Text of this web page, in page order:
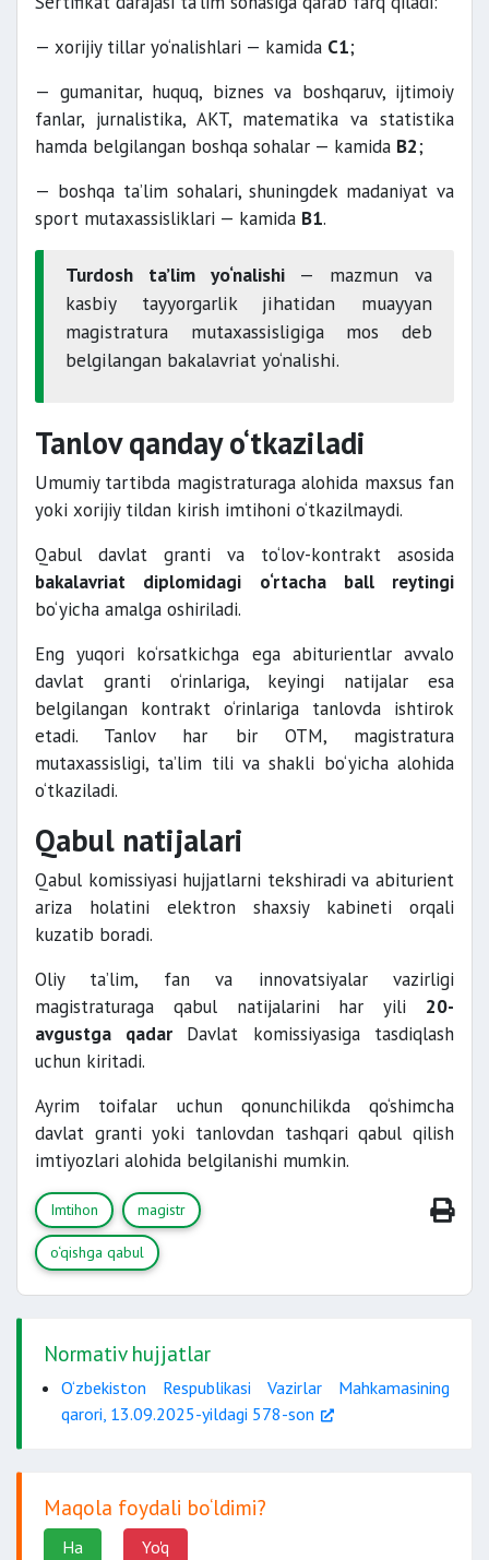
— xorijiy tillar yo‘nalishlari — kamida C1;
— gumanitar, huquq, biznes va boshqaruv, ijtimoiy
fanlar, jurnalistika, AKT, matematika va statistika
hamda belgilangan boshqa sohalar — kamida B2;
— boshqa ta’lim sohalari, shuningdek madaniyat va
sport mutaxassisliklari — kamida B1.
Turdosh ta’lim yo‘nalishi— mazmun va
kasbiy tayyorgarlik jihatidan muayyan
magistratura mutaxassisligiga mos deb
belgilangan bakalavriat yo‘nalishi.
Tanlov qanday o‘tkaziladi
Umumiy tartibda magistraturaga alohida maxsus fan
yoki xorijiy tildan kirish imtihoni o‘tkazilmaydi.
Qabul davlat granti va to‘lov-kontrakt asosida
bakalavriat diplomidagi o‘rtacha ball reytingi
bo‘yicha amalga oshiriladi.
Eng yuqori ko‘rsatkichga ega abiturientlar avvalo
davlat granti o‘rinlariga, keyingi natijalar esa
belgilangan kontrakt o‘rinlariga tanlovda ishtirok
etadi. Tanlov har bir OTM, magistratura
mutaxassisligi, ta’lim tili va shakli bo‘yicha alohida
o‘tkaziladi.
Qabul natijalari
Qabul komissiyasi hujjatlarni tekshiradi va abiturient
ariza holatini elektron shaxsiy kabineti orqali
kuzatib boradi.
Oliy ta’lim, fan va innovatsiyalar vazirligi
magistraturaga qabul natijalarini har yili 20-
avgustga qadarDavlat komissiyasiga tasdiqlash
uchun kiritadi.
Ayrim toifalar uchun qonunchilikda qo‘shimcha
davlat granti yoki tanlovdan tashqari qabul qilish
imtiyozlari alohida belgilanishi mumkin.
Imtihon magistr
o‘qishga qabul
Normativ hujjatlar
O‘zbekiston Respublikasi Vazirlar Mahkamasining
qarori, 13.09.2025-yildagi 578-son
Maqola foydali bo‘ldimi?
Ha Yo'q